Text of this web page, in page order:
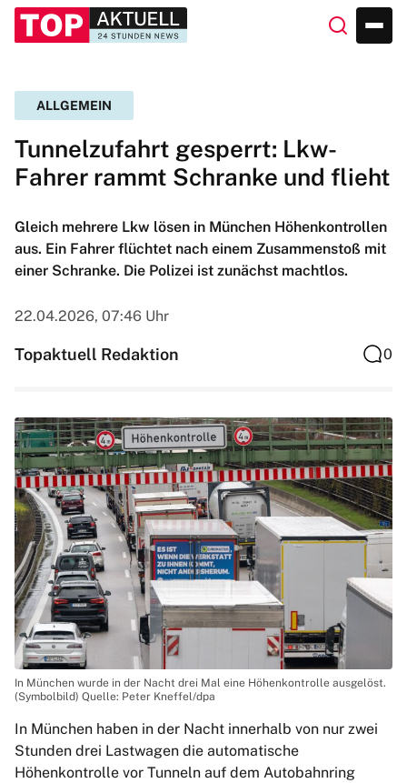
ALLGEMEIN
Tunnelzufahrt gesperrt: Lkw-
Fahrer rammt Schranke und flieht
Gleich mehrere Lkw lösen in München Höhenkontrollen
aus. Ein Fahrer flüchtet nach einem Zusammenstoß mit
einer Schranke. Die Polizei ist zunächst machtlos.
22.04.2026, 07:46 Uhr
Topaktuell Redaktion 0
In München wurde in der Nacht drei Mal eine Höhenkontrolle ausgelöst.
(Symbolbild) Quelle: Peter Kneffel/dpa
In München haben in der Nacht innerhalb von nur zwei
Stunden drei Lastwagen die automatische
Höhenkontrolle vor Tunneln auf dem Autobahnring